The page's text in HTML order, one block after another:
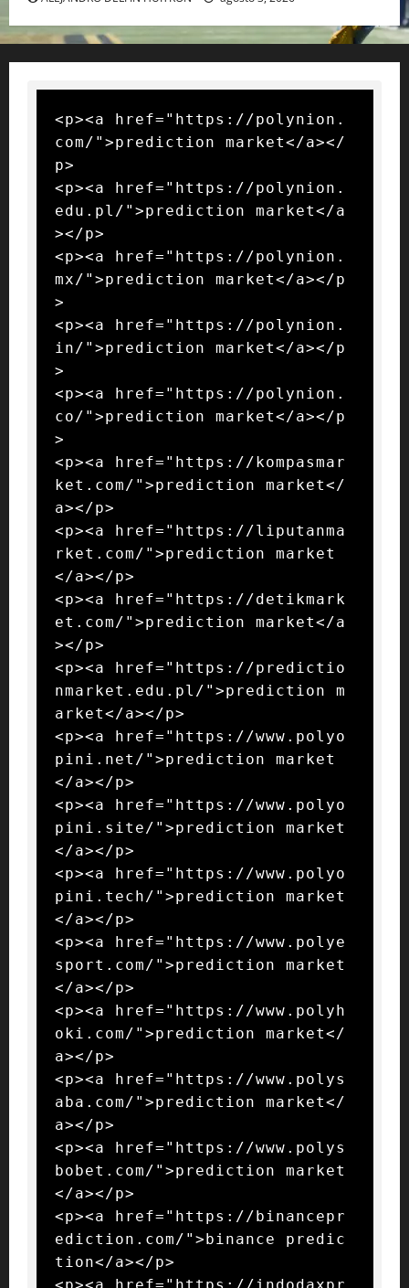
<p><a href="https://polynion.
com/">prediction market</a></
p>
<p><a href="https://polynion.
edu.pl/">prediction market</a
></p>
<p><a href="https://polynion.
mx/">prediction market</a></p
>
<p><a href="https://polynion.
in/">prediction market</a></p
>
<p><a href="https://polynion.
co/">prediction market</a></p
>
<p><a href="https://kompasmar
ket.com/">prediction market</
a></p>
<p><a href="https://liputanma
rket.com/">prediction market
</a></p>
<p><a href="https://detikmark
et.com/">prediction market</a
></p>
<p><a href="https://predictio
nmarket.edu.pl/">prediction m
arket</a></p>
<p><a href="https://www.polyo
pini.net/">prediction market
</a></p>
<p><a href="https://www.polyo
pini.site/">prediction market
</a></p>
<p><a href="https://www.polyo
pini.tech/">prediction market
</a></p>
<p><a href="https://www.polye
sport.com/">prediction market
</a></p>
<p><a href="https://www.polyh
oki.com/">prediction market</
a></p>
<p><a href="https://www.polys
aba.com/">prediction market</
a></p>
<p><a href="https://www.polys
bobet.com/">prediction market
</a></p>
<p><a href="https://binancepr
ediction.com/">binance predic
tion</a></p>